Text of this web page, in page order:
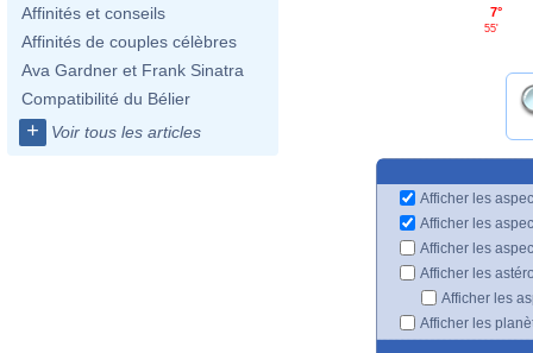
Affinités et conseils
Affinités de couples célèbres
Ava Gardner et Frank Sinatra
Compatibilité du Bélier
+ Voir tous les articles
7°
55'
Afficher les
Afficher les
Afficher les
Afficher les
Afficher les
Afficher les